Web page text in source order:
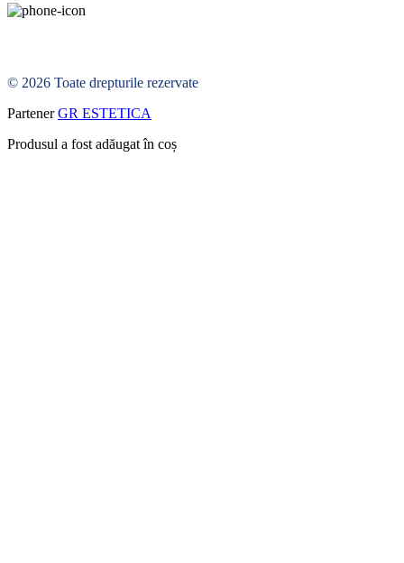
© 2026 Toate drepturile rezervate
PartenerGR ESTETICA
Produsul a fost adăugat în coș